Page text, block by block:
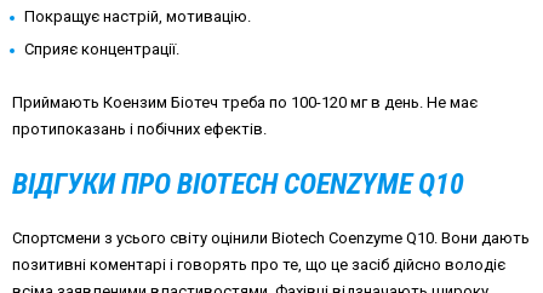
Покращує настрій, мотивацію.
Сприяє концентрації.
Приймають Коензим Біотеч треба по 100-120 мг в день. Не має
протипоказань і побічних ефектів.
ВІДГУКИ ПРО BIOTECH COENZYME Q10
Спортсмени з усього світу оцінили Biotech Coenzyme Q10. Вони дають
позитивні коментарі і говорять про те, що це засіб дійсно володіє